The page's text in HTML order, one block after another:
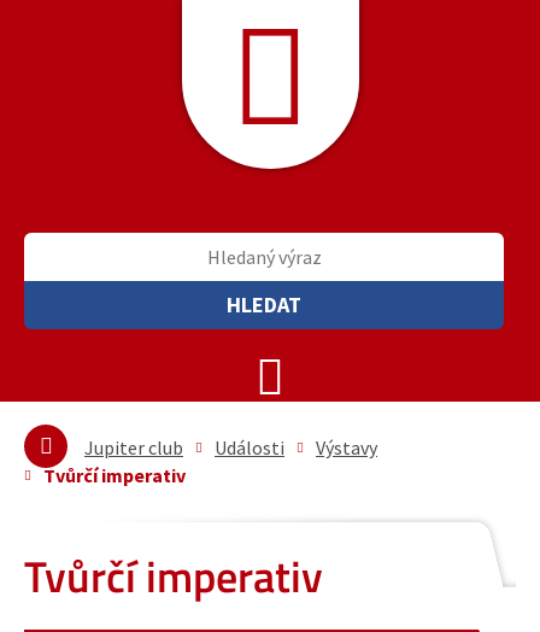
HLEDAT
Jupiter club Události
Výstavy
Tvůrčí imperativ
Tvůrčí imperativ